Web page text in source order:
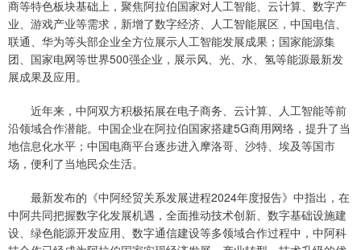
商等特色板块基础上，聚焦阿拉伯国家对人工智能、云计算、数字产
业、游戏产业等需求，新增了数字经济、人工智能展区，中国电信、
联通、华为等头部企业全方位展示人工智能发展成果；国家能源集
团、国家电网等世界500强企业，展示风、光、水、氢等能源最新发
展成果及应用。
近年来，中阿双方积极拓展在电子商务、云计算、人工智能等前
沿领域合作潜能。中国企业在阿拉伯国家搭建5G商用网络，提升了当
地信息化水平；中国电商平台逐步进入摩洛哥、沙特、埃及等国市
场，便利了当地民众生活。
最新发布的《中阿经贸关系发展进程2024年度报告》中指出，在
中阿共同把握数字化发展机遇，全面推动技术创新、数字基础设施建
设、绿色能源开发应用、数字通信建设等多领域合作过程中，中阿科